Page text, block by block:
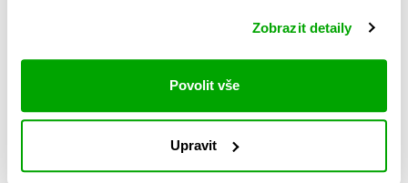
Zobrazit detaily
Povolit vše
Upravit
doručování týdeníku Respekt v tištěné verzi, na
první vydání ve vaší schránce se můžete těšit
příští, nejpozději přespříští týden (v závislosti na